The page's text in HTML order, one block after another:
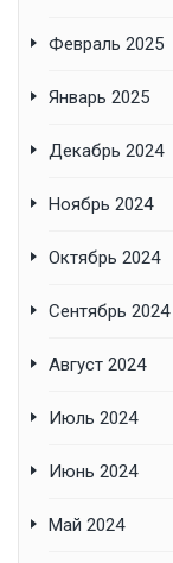
Февраль 2025
Январь 2025
Декабрь 2024
Ноябрь 2024
Октябрь 2024
Сентябрь 2024
Август 2024
Июль 2024
Июнь 2024
Май 2024